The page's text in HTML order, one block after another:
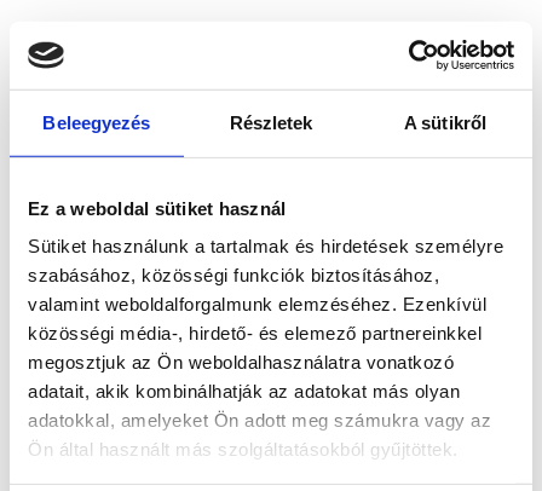
Beleegyezés Részletek A sütikről
Ez a weboldal sütiket használ
Sütiket használunk a tartalmak és hirdetések személyre
szabásához, közösségi funkciók biztosításához,
valamint weboldalforgalmunk elemzéséhez. Ezenkívül
közösségi média-, hirdető- és elemező partnereinkkel
megosztjuk az Ön weboldalhasználatra vonatkozó
adatait, akik kombinálhatják az adatokat más olyan
adatokkal, amelyeket Ön adott meg számukra vagy az
Ön által használt más szolgáltatásokból gyűjtöttek.